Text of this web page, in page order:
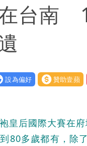
在台
偏好 贊助壹蘋
皇后國際大賽在
80多歲都有，除